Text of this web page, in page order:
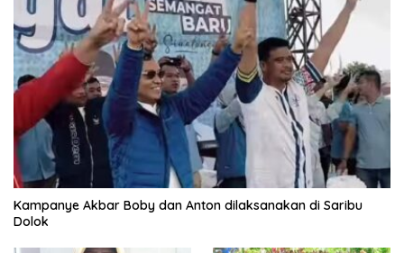
Kampanye Akbar Boby dan Anton dilaksanakan di Saribu
Dolok